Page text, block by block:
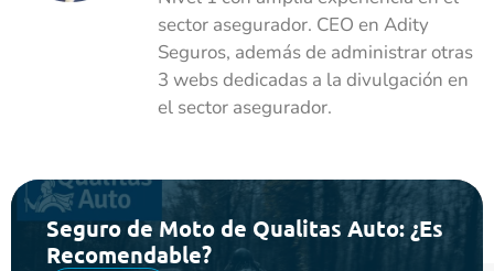
sector asegurador. CEO en Adity
Seguros, además de administrar otras
3 webs dedicadas a la divulgación en
el sector asegurador.
Seguro de Moto de Qualitas Auto: ¿Es
Recomendable?